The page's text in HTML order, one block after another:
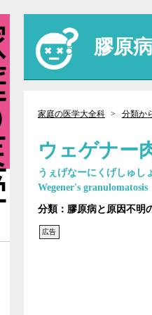
膠原
家庭の医学大全科 分類か
ウェゲナー
うぇげなーにくげしゅし
Wegener's granulomatosis
分類：膠原病と原因不明
広告